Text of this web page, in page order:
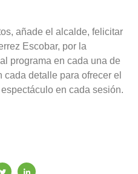
añade el alcalde, felicitar
Escobar, por la
programa en cada una de
detalle para ofrecer el
en cada sesión.